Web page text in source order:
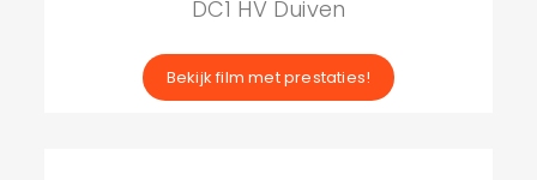
DC1 HV Duiven
Bekijk film met prestaties!